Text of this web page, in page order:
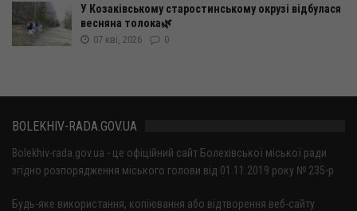
У Козаківському старостинському окрузі відбулася
весняна толока🌿
07 кві, 2026 0
BOLEKHIV-RADA.GOV.UA
Bolekhiv-rada.gov.ua - це офіційний сайт Болехівської міської ради
згідно розпорядження міського голови від 01.11.2019 року № 235-р
Будь-яке використання, копіювання або відтворення веб-сайту